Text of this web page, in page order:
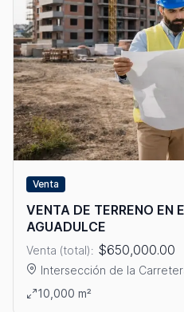
Venta
VENTA DE TERRENO EN
AGUADULCE
Venta (total): $650,000.00
Intersección de la
Ver detalles: VENTA DE
10,000 m²